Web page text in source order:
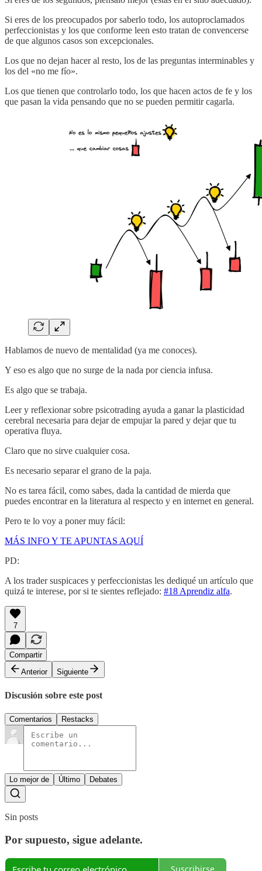
Si eres de los preocupados por saberlo todo, los autoproclamados
perfeccionistas y los que conforme leen esto tratan de convencerse
de que algunos casos son excepcionales.
Los que no dejan hacer al resto, los de las preguntas interminables y
los del «no me fío».
Los que tienen que controlarlo todo, los que hacen actos de fe y los
que pasan la vida pensando que no se pueden permitir cagarla.
Hablamos de nuevo de mentalidad (ya me conoces).
Y eso es algo que no surge de la nada por ciencia infusa.
Es algo que se trabaja.
Leer y reflexionar sobre psicotrading ayuda a ganar la plasticidad
cerebral necesaria para dejar de empujar la pared y dejar que tu
operativa fluya.
Claro que no sirve cualquier cosa.
Es necesario separar el grano de la paja.
No es tarea fácil, como sabes, dada la cantidad de mierda que
puedes encontrar en la literatura al respecto y en internet en general.
Pero te lo voy a poner muy fácil:
MÁS INFO Y TE APUNTAS AQUÍ
PD:
A los trader suspicaces y perfeccionistas les dediqué un artículo que
quizá te interese, por si te sientes reflejado: #18 Aprendiz alfa.
7
Compartir
Anterior
Siguiente
Discusión sobre este post
Comentarios Restacks
Lo mejor de Último Debates
Sin posts
Por supuesto, sigue adelante.